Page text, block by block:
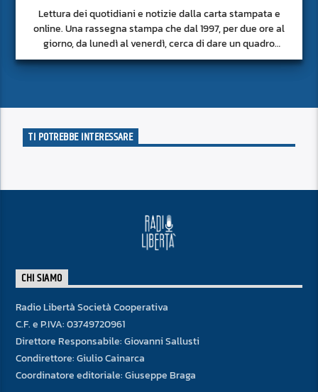
Lettura dei quotidiani e notizie dalla carta stampata e
online. Una rassegna stampa che dal 1997, per due ore al
giorno, da lunedì al venerdì, cerca di dare un quadro
approfondito delle notizie del giorno, senza fermarsi alla
TI POTREBBE INTERESSARE
CHI SIAMO
Radio Libertà Società Cooperativa
C.F. e P.IVA: 03749720961
Direttore Responsabile: Giovanni Sallusti
Condirettore: Giulio Cainarca
Coordinatore editoriale: Giuseppe Braga